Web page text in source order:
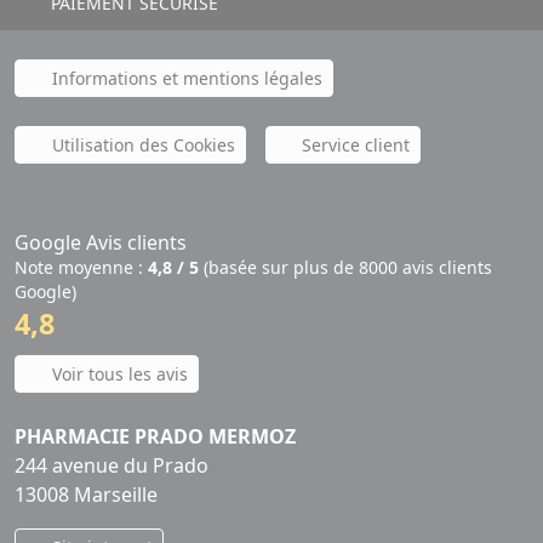
Informations et mentions légales
Utilisation des Cookies Service client
Google Avis clients
Note moyenne : 4,8 / 5 (basée sur plus de 8000 avis clients
Google)
4,8
Voir tous les avis
PHARMACIE PRADO MERMOZ
244 avenue du Prado
13008 Marseille